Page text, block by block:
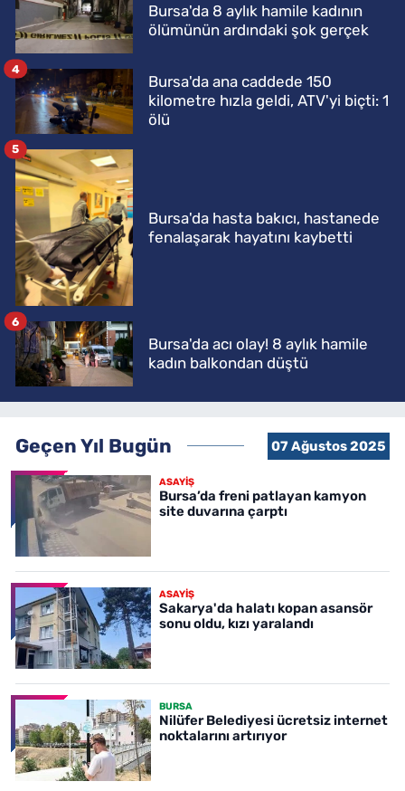
Bursa'da 8 aylık hamile kadının
ölümünün ardındaki şok gerçek
Bursa'da ana caddede 150
kilometre hızla geldi, ATV'yi biçti: 1
ölü
4
Bursa'da hasta bakıcı, hastanede
fenalaşarak hayatını kaybetti
5
Bursa'da acı olay! 8 aylık hamile
kadın balkondan düştü
6
Geçen Yıl Bugün 07 Ağustos 2025
ASAYİŞ
Bursa’da freni patlayan kamyon
site duvarına çarptı
ASAYİŞ
Sakarya'da halatı kopan asansör
sonu oldu, kızı yaralandı
BURSA
Nilüfer Belediyesi ücretsiz internet
noktalarını artırıyor